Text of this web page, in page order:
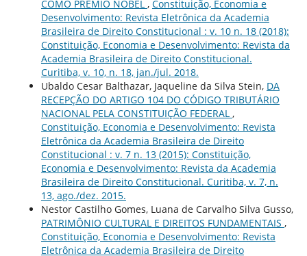
COMO PRÊMIO NOBEL , Constituição, Economia e
Desenvolvimento: Revista Eletrônica da Academia
Brasileira de Direito Constitucional : v. 10 n. 18 (2018):
Constituição, Economia e Desenvolvimento: Revista da
Academia Brasileira de Direito Constitucional.
Curitiba, v. 10, n. 18, jan./jul. 2018.
Ubaldo Cesar Balthazar, Jaqueline da Silva Stein, DA
RECEPÇÃO DO ARTIGO 104 DO CÓDIGO TRIBUTÁRIO
NACIONAL PELA CONSTITUIÇÃO FEDERAL ,
Constituição, Economia e Desenvolvimento: Revista
Eletrônica da Academia Brasileira de Direito
Constitucional : v. 7 n. 13 (2015): Constituição,
Economia e Desenvolvimento: Revista da Academia
Brasileira de Direito Constitucional. Curitiba, v. 7, n.
13, ago./dez. 2015.
Nestor Castilho Gomes, Luana de Carvalho Silva Gusso,
PATRIMÔNIO CULTURAL E DIREITOS FUNDAMENTAIS ,
Constituição, Economia e Desenvolvimento: Revista
Eletrônica da Academia Brasileira de Direito